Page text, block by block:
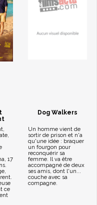
17
ce
Dog Walkers
Un homme vient de
sortir de prison et n'a
qu'une idée : braquer
un fourgon pour
reconquérir sa
femme. Il va être
accompagné de deux
ses amis, dont l'un...
couche avec sa
compagne.